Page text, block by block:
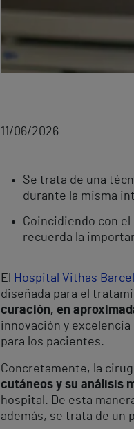
11/06/2026
Se trata de una
durante la misma
Coincidiendo con el
recuerda la
El Hospital Vithas
diseñada para el
curación, en
innovación y
para los pacientes.
Concretamente, la
cutáneos y su análisis
hospital. De esta
además, se trata de un